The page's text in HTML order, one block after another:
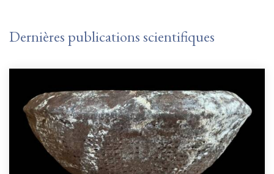
Dernières publications scientifiques